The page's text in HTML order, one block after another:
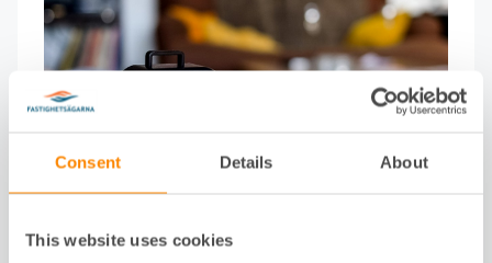
Consent Details About
This website uses cookies
Medlemspris hos Radonova